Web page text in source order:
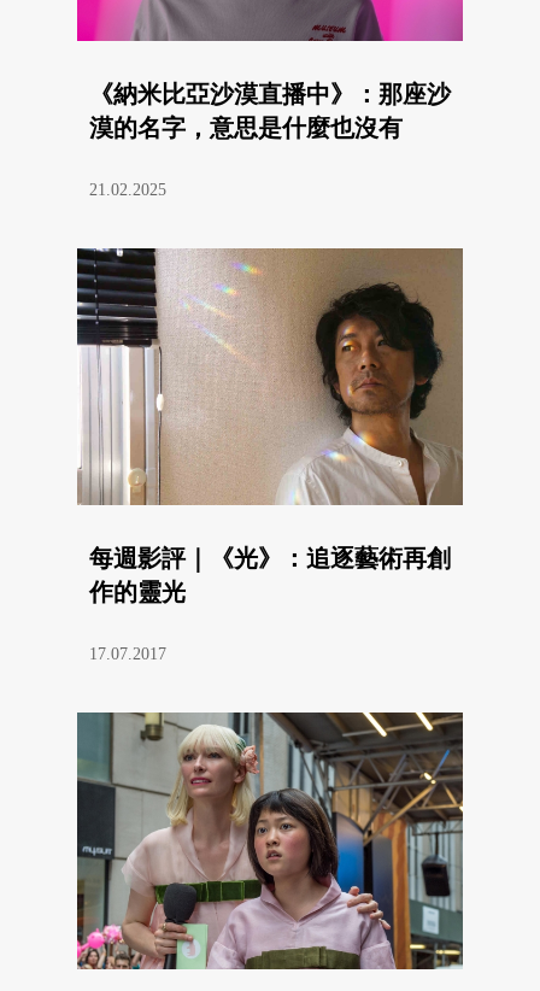
《納米比亞沙漠直播中》：那座沙
漠的名字，意思是什麼也沒有
21.02.2025
每週影評｜《光》：追逐藝術再創
作的靈光
17.07.2017